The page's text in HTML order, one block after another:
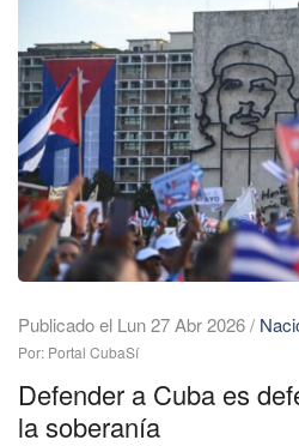
Publicado el Lun 27 Abr 2026/
Por: Portal CubaSí
Defender a Cuba es
la soberanía